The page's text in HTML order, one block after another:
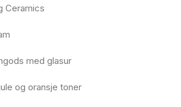
Ceramics
med glasur
og oransje toner